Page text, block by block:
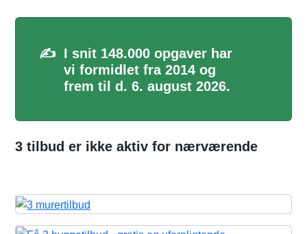
✍️ I snit 148.000 opgaver har
vi formidlet fra 2014 og
frem til d. 6. august 2026.
3 tilbud er ikke aktiv for nærværende